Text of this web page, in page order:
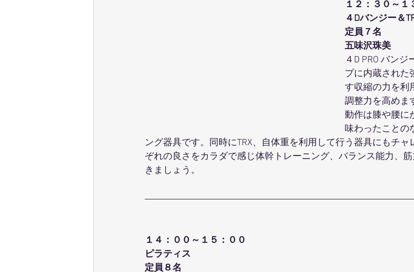
１２：３０～１
４Dバンジー＆
定員７名
五味沢珠美
４D PRO バン
プに内蔵された
す収縮の力を利
調整力を高めま
動作は膝や腰に
味わったことの
ング器具です。同時にTRX、自体重を利用して行う器具にもチ
ぞれの良さをカラダで感じ体幹トレーニング、バランス能力、
きましょう。
１４：００～１５：００
ピラティス
定員８名